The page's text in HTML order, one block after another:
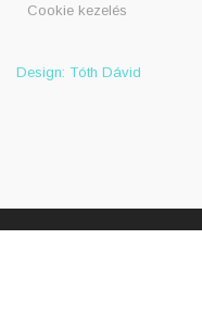
Cookie kezelés
Design: Tóth Dávid